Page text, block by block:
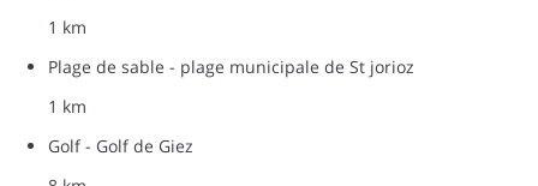
1 km
Plage de sable - plage municipale de St jorioz
1 km
Golf - Golf de Giez